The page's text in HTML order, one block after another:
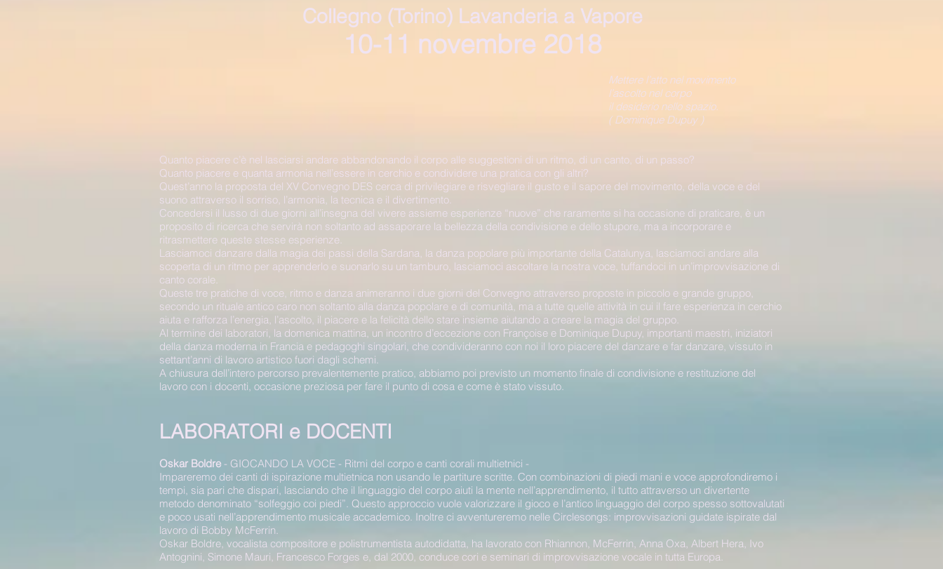
Collegno (Torino) Lavanderia a Vapore
10-11 novembre 2018
Mettere l’atto nel movimento
l’ascolto nel corpo
il desiderio nello spazio.
( Dominique Dupuy )
Quanto piacere c’è nel lasciarsi andare abbandonando il corpo alle suggestioni di un ritmo, di un canto, di un passo?
Quanto piacere e quanta armonia nell’essere in cerchio e condividere una pratica con gli altri?
Quest’anno la proposta del XV Convegno DES cerca di privilegiare e risvegliare il gusto e il sapore del movimento, della voce e del
suono attraverso il sorriso, l’armonia, la tecnica e il divertimento.
Concedersi il lusso di due giorni all’insegna del vivere assieme esperienze “nuove” che raramente si ha occasione di praticare, è un
proposito di ricerca che servirà non soltanto ad assaporare la bellezza della condivisione e dello stupore, ma a incorporare e
ritrasmettere queste stesse esperienze.
Lasciamoci danzare dalla magia dei passi della Sardana, la danza popolare più importante della Catalunya, lasciamoci andare alla
scoperta di un ritmo per apprenderlo e suonarlo su un tamburo, lasciamoci ascoltare la nostra voce, tuffandoci in un’improvvisazione di
canto corale.
Queste tre pratiche di voce, ritmo e danza animeranno i due giorni del Convegno attraverso proposte in piccolo e grande gruppo,
secondo un rituale antico caro non soltanto alla danza popolare e di comunità, ma a tutte quelle attività in cui il fare esperienza in cerchio
aiuta e rafforza l’energia, l’ascolto, il piacere e la felicità dello stare insieme aiutando a creare la magia del gruppo.
Al termine dei laboratori, la domenica mattina, un incontro d’eccezione con Françoise e Dominique Dupuy, importanti maestri, iniziatori
della danza moderna in Francia e pedagoghi singolari, che condivideranno con noi il loro piacere del danzare e far danzare, vissuto in
settant’anni di lavoro artistico fuori dagli schemi.
A chiusura dell’intero percorso prevalentemente pratico, abbiamo poi previsto un momento finale di condivisione e restituzione del
lavoro con i docenti, occasione preziosa per fare il punto di cosa e come è stato vissuto.
LABORATORI e DOCENTI
Oskar Boldre - GIOCANDO LA VOCE - Ritmi del corpo e canti corali multietnici -
Impareremo dei canti di ispirazione multietnica non usando le partiture scritte. Con combinazioni di piedi mani e voce approfondiremo i
tempi, sia pari che dispari, lasciando che il linguaggio del corpo aiuti la mente nell’apprendimento, il tutto attraverso un divertente
metodo denominato “solfeggio coi piedi”. Questo approccio vuole valorizzare il gioco e l’antico linguaggio del corpo spesso sottovalutati
e poco usati nell’apprendimento musicale accademico. Inoltre ci avventureremo nelle Circlesongs: improvvisazioni guidate ispirate dal
lavoro di Bobby McFerrin.
Oskar Boldre, vocalista compositore e polistrumentista autodidatta, ha lavorato con Rhiannon, McFerrin, Anna Oxa, Albert Hera, Ivo
Antognini, Simone Mauri, Francesco Forges e, dal 2000, conduce cori e seminari di improvvisazione vocale in tutta Europa.